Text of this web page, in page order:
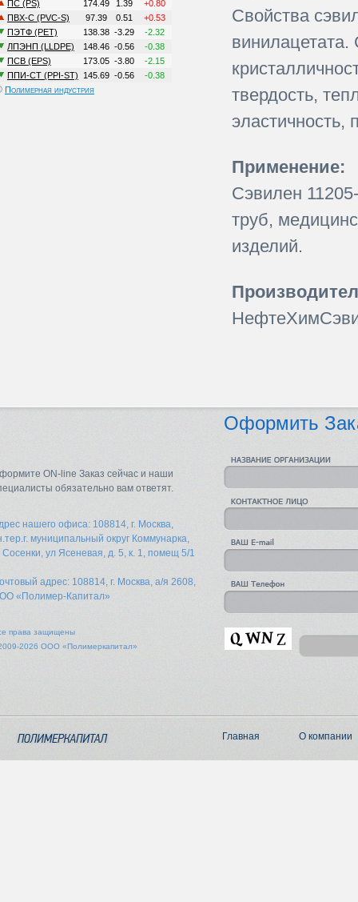
Полимерная индустрия
Свойства
твердость,
эластичность,
Применение:
Сэвилен
труб,
изделий.
ON-line Заказ сейчас и наши
обязательно вам ответят.
нашего офиса: 108814, г. Москва,
муниципальный округ Коммунарка,
Сосенки, ул Ясеневая, д. 5, к. 1, помещ 5/1
адрес: 108814, г. Москва, а/я 2608,
«Полимер-Капитал»
права защищены
2026 ООО «Полимеркапитал»
Оформить
Главная О компании